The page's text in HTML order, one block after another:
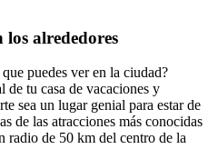
los alrededores
puedes ver en la ciudad?
de tu casa de vacaciones y
sea un lugar genial para estar de
de las atracciones más conocidas
radio de 50 km del centro de la